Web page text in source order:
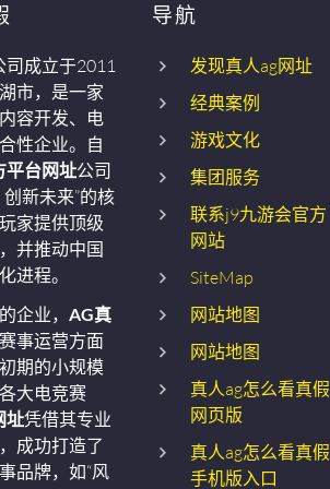
司成立于2011
市，是一家
容开发、电
性企业。自
平台网址公司
新未来”的核
家提供顶级
并推动中国
进程。
企业， AG真
事运营方面
期的小规模
大电竞赛
址凭借其专业
成功打造了
品牌，如“风
导航
发现真人ag网址
经典案例
游戏文化
集团服务
联系j9九游会官方
网站
SiteMap
网站地图
网站地图
真人ag怎么看真假
网页版
真人ag怎么看真假
手机版入口